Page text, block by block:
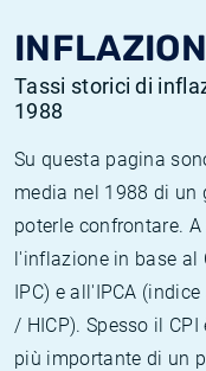
Tassi storici di
1988
Su questa pagina
media nel 1988 di un
poterle confrontare.
l'inflazione in base al
IPC) e all'IPCA
/ HICP). Spesso il
più importante di un